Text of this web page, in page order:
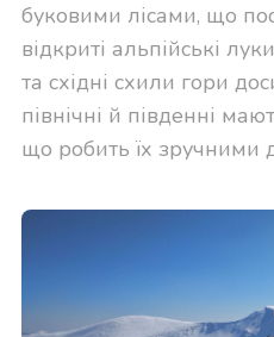
буковими лісами, що
відкриті альпійські
та східні схили гори
північні й південні
що робить їх зручними